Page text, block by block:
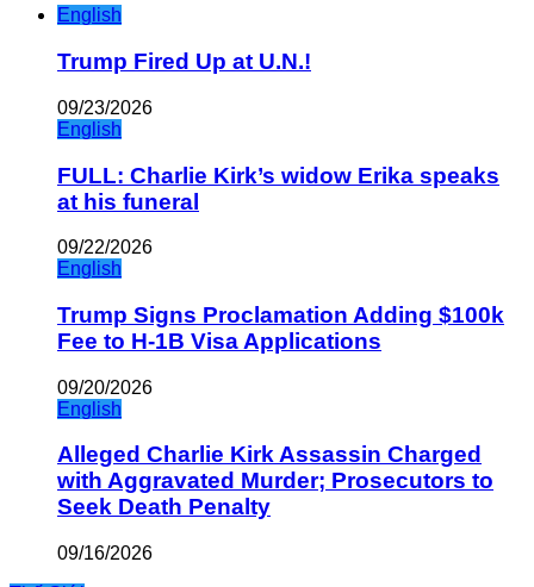
English
Trump Fired Up at U.N.!
09/23/2026
English
FULL: Charlie Kirk’s widow Erika speaks
at his funeral
09/22/2026
English
Trump Signs Proclamation Adding $100k
Fee to H-1B Visa Applications
09/20/2026
English
Alleged Charlie Kirk Assassin Charged
with Aggravated Murder; Prosecutors to
Seek Death Penalty
09/16/2026